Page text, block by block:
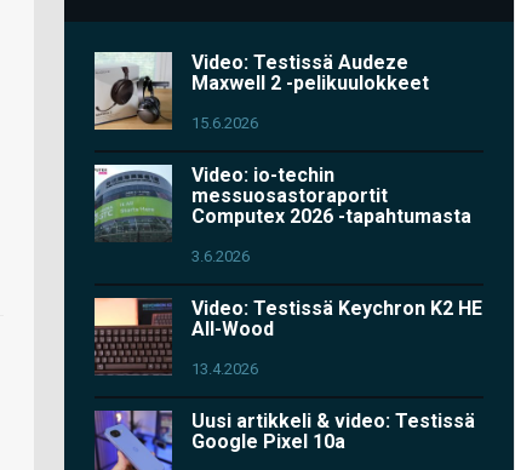
Video: Testissä Audeze
Maxwell 2 -pelikuulokkeet
15.6.2026
Video: io-techin
messuosastoraportit
Computex 2026 -tapahtumasta
3.6.2026
Video: Testissä Keychron K2 HE
All-Wood
13.4.2026
Uusi artikkeli & video: Testissä
Google Pixel 10a